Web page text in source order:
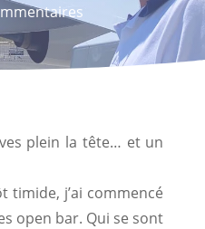
plein la tête… et un
timide, j’ai commencé
open bar. Qui se sont